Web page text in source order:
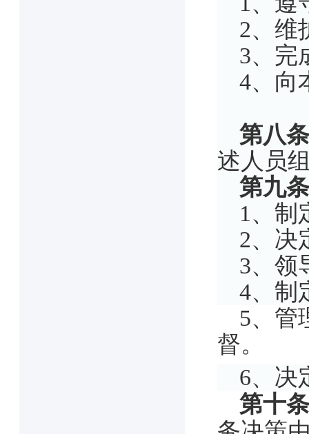
2、维
3、完
4、向
第八
述人员
第九
1、制
2、决
3、领
4、制
5、 管
督。
6、决
第十条